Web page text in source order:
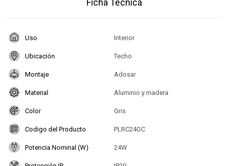
Ficha Técnica
Uso Interior
Ubicación Techo
Montaje Adosar
Material Aluminio y madera
Color Gris
Codigo del Producto PLRC24GC
Potencia Nominal (W) 24W